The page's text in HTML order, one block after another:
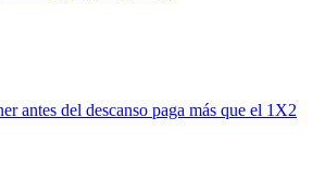
antes del descanso paga más que el 1X2